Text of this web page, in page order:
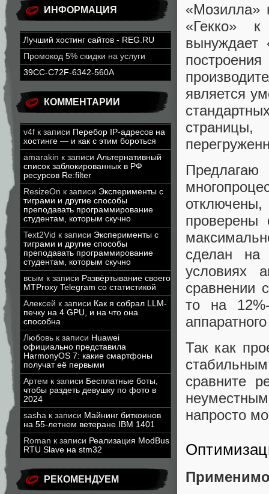
ИНФОРМАЦИЯ
Лучший хостинг сайтов - REG.RU
Промокод 5% скидки на услуги
39CC-C72F-6342-560A
КОММЕНТАРИИ
v4f к записи Перебор IP-адресов на
хостинге — и как с этим бороться
amarakin к записи Альтернативный
список заблокированных в РФ
ресурсов Re:filter
ResizeOn к записи Эксперименты с
тиграми и другие способы
преподавать программирование
студентам, которым скучно
Text2Vid к записи Эксперименты с
тиграми и другие способы
преподавать программирование
студентам, которым скучно
всым к записи Развёртывание своего
MTProxy Telegram со статистикой
Алексей к записи Как я собрал LLM-
печку на 4 GPU, и на что она
способна
Любовь к записи Huawei
официально представила
HarmonyOS 7: какие смартфоны
получат её первыми
Артем к записи Бесплатные боты,
чтобы раздеть девушку по фото в
2024
sasha к записи Майнинг биткоинов
на 55-летнем ветеране IBM 1401
Roman к записи Реализация ModBus
RTU Slave на stm32
РЕКОМЕНДУЕМ
«Мозилла»
«Гекко» к
вынуждает
является
сделан на
условиях
сравнении
то на
Так как
сравните
напросто